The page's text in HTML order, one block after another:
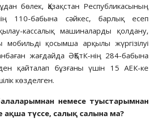
бөлек, Қазақстан Республикасының
110-бабына сәйкес, барлық есеп
кассалық машиналарды қолдану,
мобильді қосымша арқылы жүргізілуі
жағдайда ӘҚБтК-нің 284-бабына
қайталап бұзғаны үшін 15 АЕК-ке
көзделген.
немесе туыстарымнан
түссе, салық салына ма?